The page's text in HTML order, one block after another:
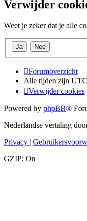
Verwijder
Weet je zeker dat je alle
Forumoverzicht
Alle tijden zijn
Verwijder cookies
Powered by phpBB®
Nederlandse vertaling
Privacy |
GZIP: On